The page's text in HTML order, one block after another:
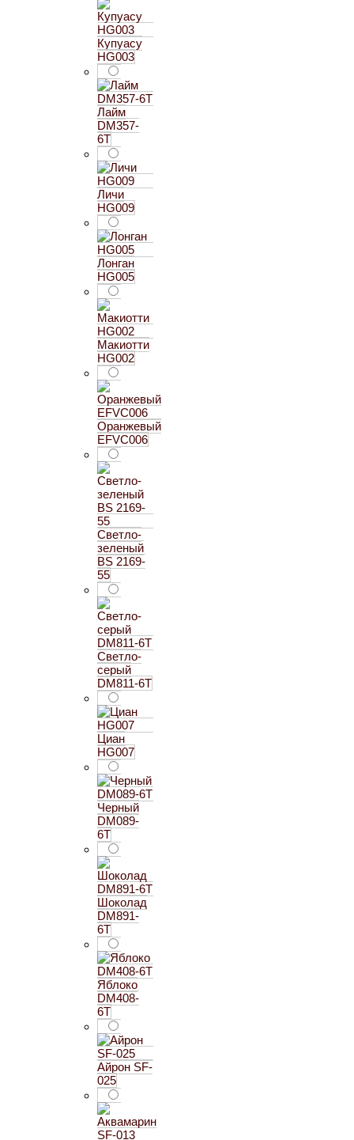
Купуасу
HG003
Лайм
DM357-
6T
Личи
HG009
Лонган
HG005
Макиотти
HG002
Оранжевый
EFVC006
Светло-
зеленый
BS 2169-
55
Светло-
серый
DM811-6T
Циан
HG007
Черный
DM089-
6T
Шоколад
DM891-
6T
Яблоко
DM408-
6T
Айрон SF-
025